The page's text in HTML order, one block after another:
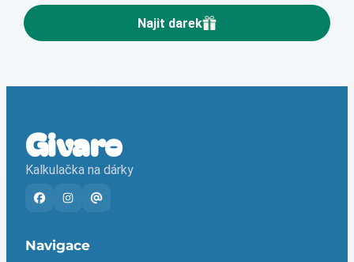
Najit darek
Givaro
Kalkulačka na dárky
Navigace